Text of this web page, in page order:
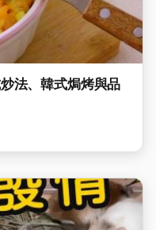
法、韓式焗烤與品